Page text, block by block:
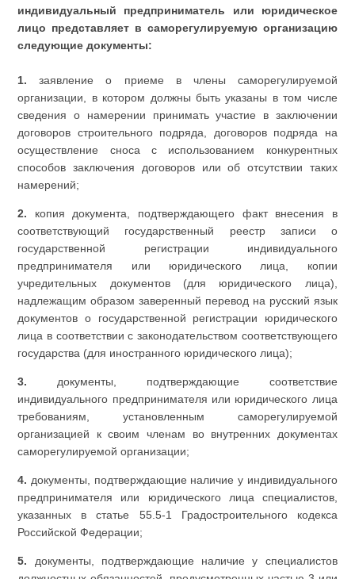
индивидуальный предприниматель или юридическое
лицо представляет в саморегулируемую организацию
следующие документы:
1. заявление о приеме в члены саморегулируемой
организации, в котором должны быть указаны в том числе
сведения о намерении принимать участие в заключении
договоров строительного подряда, договоров подряда на
осуществление сноса с использованием конкурентных
способов заключения договоров или об отсутствии таких
намерений;
2. копия документа, подтверждающего факт внесения в
соответствующий государственный реестр записи о
государственной регистрации индивидуального
предпринимателя или юридического лица, копии
учредительных документов (для юридического лица),
надлежащим образом заверенный перевод на русский язык
документов о государственной регистрации юридического
лица в соответствии с законодательством соответствующего
государства (для иностранного юридического лица);
3. документы, подтверждающие соответствие
индивидуального предпринимателя или юридического лица
требованиям, установленным саморегулируемой
организацией к своим членам во внутренних документах
саморегулируемой организации;
4. документы, подтверждающие наличие у индивидуального
предпринимателя или юридического лица специалистов,
указанных в статье 55.5-1 Градостроительного кодекса
Российской Федерации;
5. документы, подтверждающие наличие у специалистов